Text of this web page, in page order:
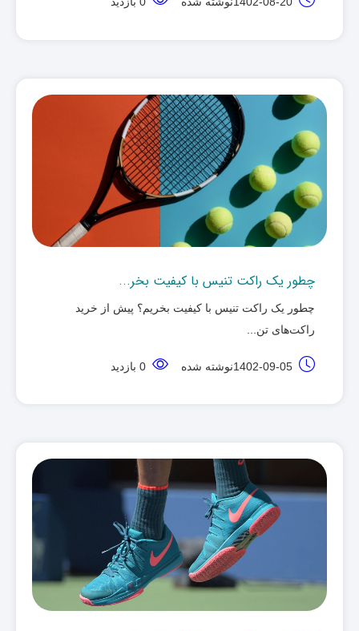
چطور یک راکت تنیس با کیفیت بخر...
چطور یک راکت تنیس با کیفیت بخریم؟ پیش از خرید
راکت‌های تن... ‌
1402-09-05نوشته شده 0 بازدید